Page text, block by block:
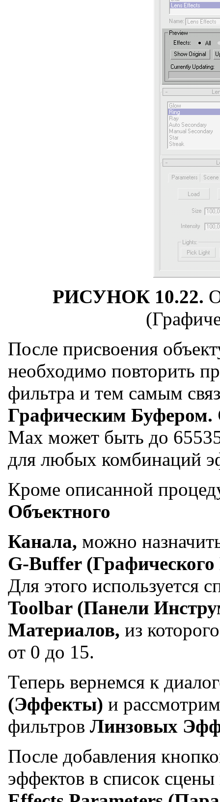
РИСУНОК 10.22.
После присвоения
необходимо повторить
фильтра и тем самым
Графическим
Мах может быть до
для любых комбинаций
Кроме описанной
Объектного
Канала, можно
G-Buffer
Для этого используется
Toolbar (Панели
Материалов, из
от 0 до 15.
Теперь вернемся к
(Эффекты) и
фильтров Линзовых
После добавления
эффектов в список сцены